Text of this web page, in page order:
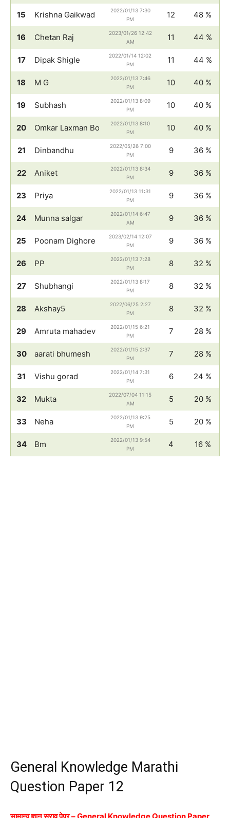
15 Krishna Gaikwad
2022/01/13 7:30
PM
12 48 %
16 Chetan Raj
2023/01/26 12:42
AM
11 44 %
17 Dipak Shigle
2022/01/14 12:02
PM
11 44 %
18 M G
2022/01/13 7:46
PM
10 40 %
19 Subhash
2022/01/13 8:09
PM
10 40 %
20 Omkar Laxman Bo
2022/01/13 8:10
PM
10 40 %
21 Dinbandhu
2022/05/26 7:00
PM
9 36 %
22 Aniket
2022/01/13 8:34
PM
9 36 %
23 Priya
2022/01/13 11:31
PM
9 36 %
24 Munna salgar
2022/01/14 6:47
AM
9 36 %
25 Poonam Dighore
2023/02/14 12:07
PM
9 36 %
26 PP
2022/01/13 7:28
PM
8 32 %
27 Shubhangi
2022/01/13 8:17
PM
8 32 %
28 Akshay5
2022/06/25 2:27
PM
8 32 %
29 Amruta mahadev
2022/01/15 6:21
PM
7 28 %
30 aarati bhumesh
2022/01/15 2:37
PM
7 28 %
31 Vishu gorad
2022/01/14 7:31
PM
6 24 %
32 Mukta
2022/07/04 11:15
AM
5 20 %
33 Neha
2022/01/13 9:25
PM
5 20 %
34 Bm
2022/01/13 9:54
PM
4 16 %
General Knowledge Marathi
Question Paper 12